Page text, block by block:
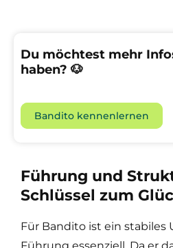
Du möchtest mehr
haben? 🐶
Bandito kennenlernen
Führung und
Schlüssel zum
Für Bandito ist ein stabiles
Führung essenziell. Da er